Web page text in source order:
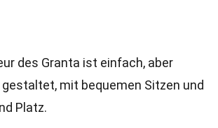
des Granta ist einfach, aber
mit bequemen Sitzen und
Platz.